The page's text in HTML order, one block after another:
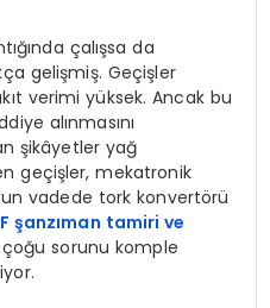
çalışsa da
gelişmiş. Geçişler
verimi yüksek. Ancak bu
alınmasını
şikâyetler yağ
geçişler, mekatronik
vadede tork konvertörü
şanzıman tamiri ve
sorunu komple